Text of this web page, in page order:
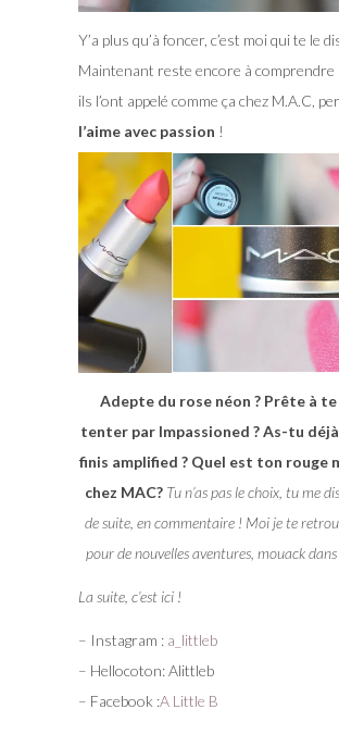
Y’a plus qu’à foncer, c’est moi qui te le
Maintenant reste encore à
ils l’ont appelé comme ça chez M.A.C,
l’aime avec passion !
Adepte du rose néon ? Prête à
tenter par Impassioned ? As-tu
finis amplified ? Quel est ton rouge
chez MAC? Tu n’as pas le choix, tu me
de suite, en commentaire ! Moi je te
pour de nouvelles aventures, mouack
La suite, c’est ici !
– Instagram : a_littleb
– Hellocoton: Alittleb
– Facebook :A Little B